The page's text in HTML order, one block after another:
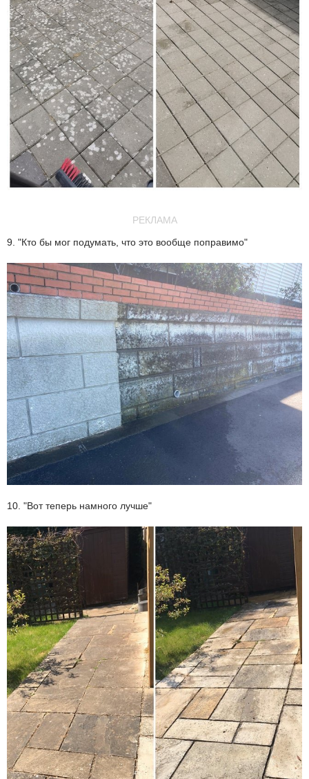
РЕКЛАМА
9. "Кто бы мог подумать, что это вообще поправимо"
10. "Вот теперь намного лучше"